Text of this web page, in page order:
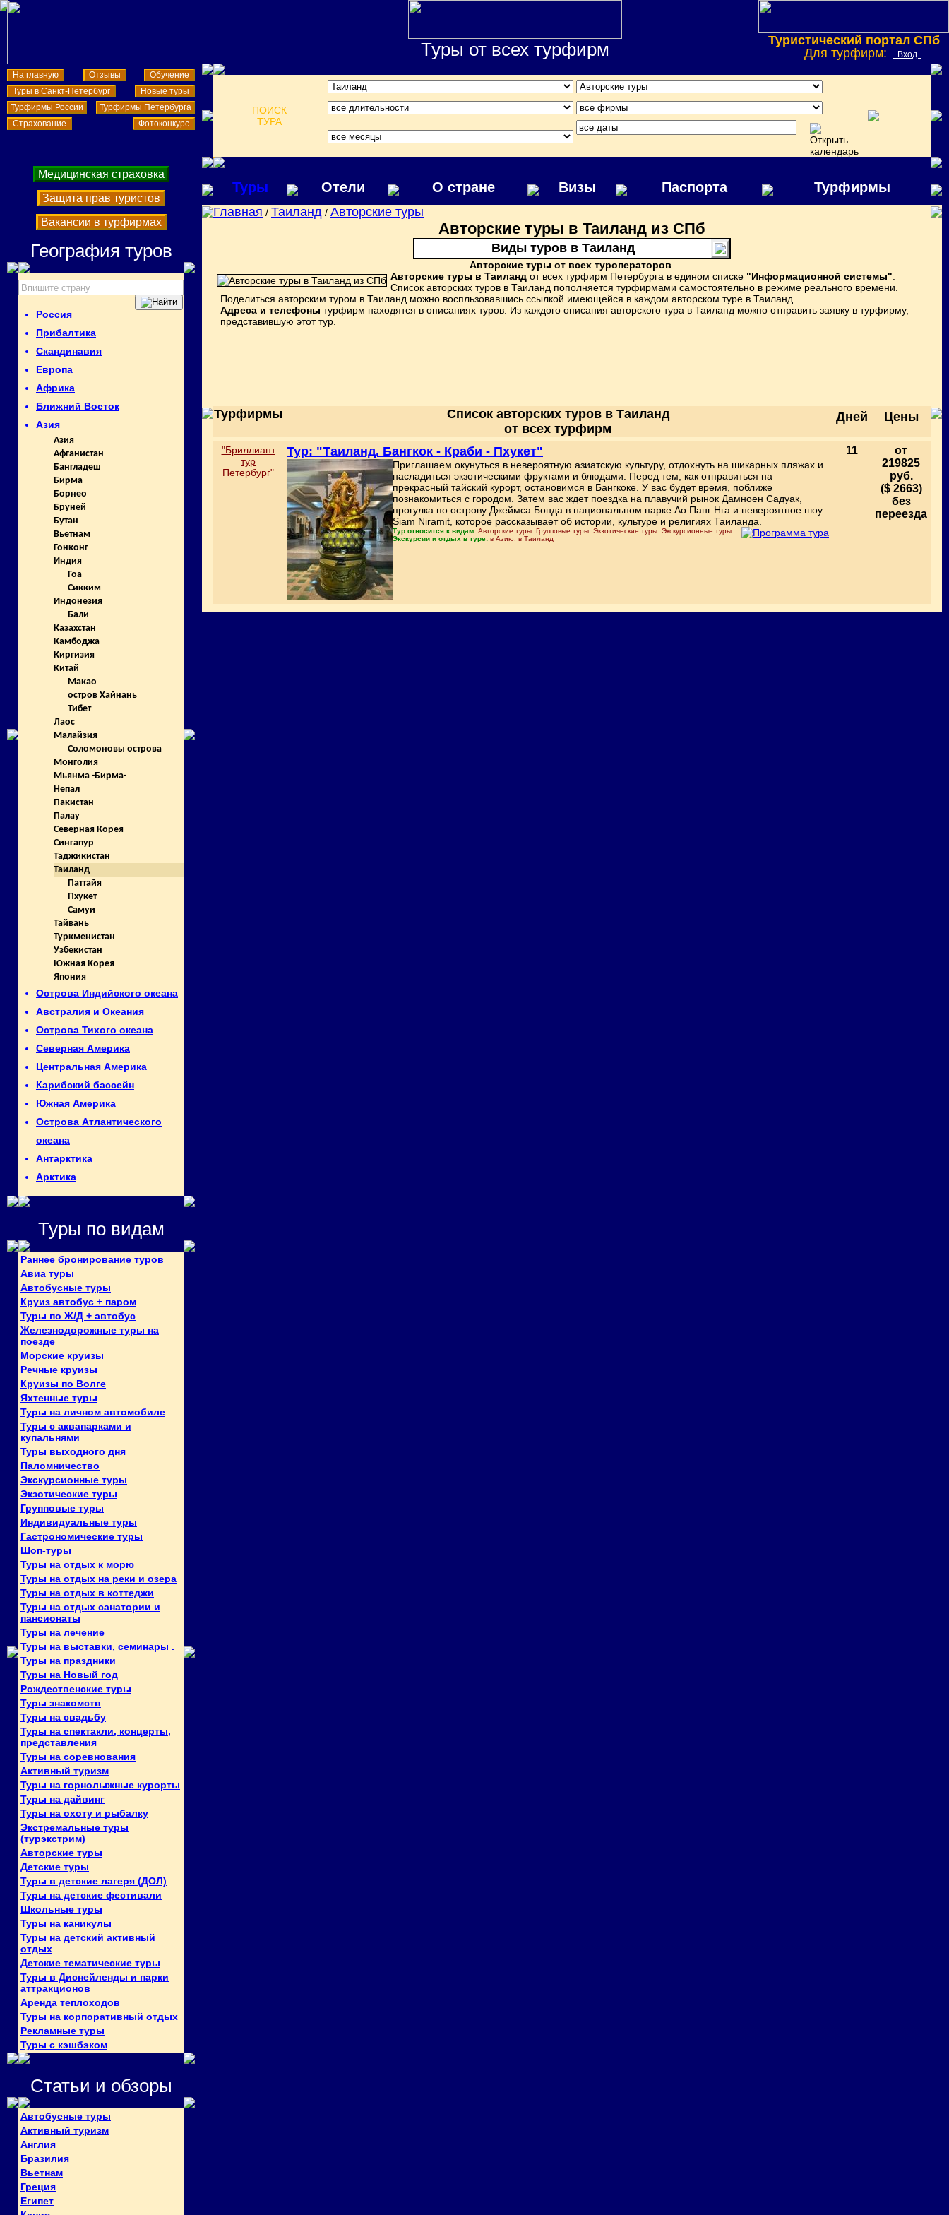
Туры от всех турфирм
Туристический портал СПб
Для турфирм:
Вход
На главную Отзывы
Обучение
Туры в Санкт-Петербург
Новые туры
Турфирмы России
Турфирмы Петербурга
Страхование
Фотоконкурс
ПОИСК
ТУРА
Медицинская страховка
Защита прав туристов
Вакансии в турфирмах
География туров
Россия
Прибалтика
Скандинавия
Европа
Африка
Ближний Восток
Азия
Азия
Афганистан
Бангладеш
Бирма
Борнео
Бруней
Бутан
Вьетнам
Гонконг
Индия
Гоа
Сикким
Индонезия
Бали
Казахстан
Камбоджа
Киргизия
Китай
Макао
остров Хайнань
Тибет
Лаос
Малайзия
Соломоновы острова
Монголия
Мьянма -Бирма-
Непал
Пакистан
Палау
Северная Корея
Сингапур
Таджикистан
Таиланд
Паттайя
Пхукет
Самуи
Тайвань
Туркменистан
Узбекистан
Южная Корея
Япония
Острова Индийского океана
Австралия и Океания
Острова Тихого океана
Северная Америка
Центральная Америка
Карибский бассейн
Южная Америка
Острова Атлантического
океана
Антарктика
Арктика
Туры по видам
Раннее бронирование туров
Авиа туры
Автобусные туры
Круиз автобус + паром
Туры по Ж/Д + автобус
Железнодорожные туры на
поезде
Морские круизы
Речные круизы
Круизы по Волге
Яхтенные туры
Туры на личном автомобиле
Туры с аквапарками и
купальнями
Туры выходного дня
Паломничество
Экскурсионные туры
Экзотические туры
Групповые туры
Индивидуальные туры
Гастрономические туры
Шоп-туры
Туры на отдых к морю
Туры на отдых на реки и озера
Туры на отдых в коттеджи
Туры на отдых санатории и
пансионаты
Туры на лечение
Туры на выставки, семинары .
Туры на праздники
Туры на Новый год
Рождественские туры
Туры знакомств
Туры на свадьбу
Туры на спектакли, концерты,
представления
Туры на соревнования
Активный туризм
Туры на горнолыжные курорты
Туры на дайвинг
Туры на охоту и рыбалку
Экстремальные туры
(турэкстрим)
Авторские туры
Детские туры
Туры в детские лагеря (ДОЛ)
Туры на детские фестивали
Школьные туры
Туры на каникулы
Туры на детский активный
отдых
Детские тематические туры
Туры в Диснейленды и парки
аттракционов
Аренда теплоходов
Туры на корпоративный отдых
Рекламные туры
Туры с кэшбэком
Статьи и обзоры
Автобусные туры
Активный туризм
Англия
Бразилия
Вьетнам
Греция
Египет
Туры Отели О стране Визы Паспорта Турфирмы
Главная / Таиланд / Авторские туры
Авторские туры в Таиланд из СПб
Виды туров в Таиланд
Авторские туры от всех туроператоров
Авторские туры в Таиланд от всех турфирм Петербурга в едином списке "Информационной системы"
Список авторских туров в Таиланд пополняется турфирмами самостоятельно в режиме реального времени.
Поделиться авторским туром в Таиланд можно воспльзовавшись ссылкой имеющейся в каждом авторском туре в Таиланд.
Адреса и телефоны турфирм находятся в описаниях туров. Из каждого описания авторского тура в Таиланд можно отправить заявку в турфирму,
представившую этот тур.
Турфирмы
Список авторских туров в Таиланд
от всех турфирм
Дней Цены
"Бриллиант
тур
Петербург"
Тур: "Таиланд. Бангкок - Краби - Пхукет"
Приглашаем окунуться в невероятную азиатскую культуру, отдохнуть на шикарных пляжах и
насладиться экзотическими фруктами и блюдами. Перед тем, как отправиться на
прекрасный тайский курорт, остановимся в Бангкоке. У вас будет время, поближе
познакомиться с городом. Затем вас ждет поездка на плавучий рынок Дамноен Садуак,
прогулка по острову Джеймса Бонда в национальном парке Ао Панг Нга и невероятное шоу
Siam Niramit, которое рассказывает об истории, культуре и религиях Таиланда.
Тур относится к видам: Авторские туры. Групповые туры. Экзотические туры. Экскурсионные туры.
Экскурсии и отдых в туре: в Азию, в Таиланд
11
от
219825
руб.
($ 2663)
без
переезда